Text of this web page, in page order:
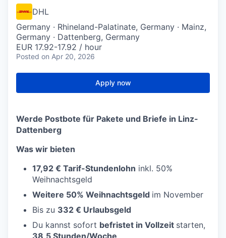
DHL
Germany · Rhineland-Palatinate, Germany · Mainz,
Germany · Dattenberg, Germany
EUR 17.92-17.92 / hour
Posted on Apr 20, 2026
Apply now
Werde Postbote für Pakete und Briefe in Linz-
Dattenberg
Was wir bieten
17,92 € Tarif-Stundenlohn inkl. 50%
Weihnachtsgeld
Weitere 50% Weihnachtsgeld im November
Bis zu 332 € Urlaubsgeld
Du kannst sofort befristet in Vollzeit starten,
38,5 Stunden/Woche